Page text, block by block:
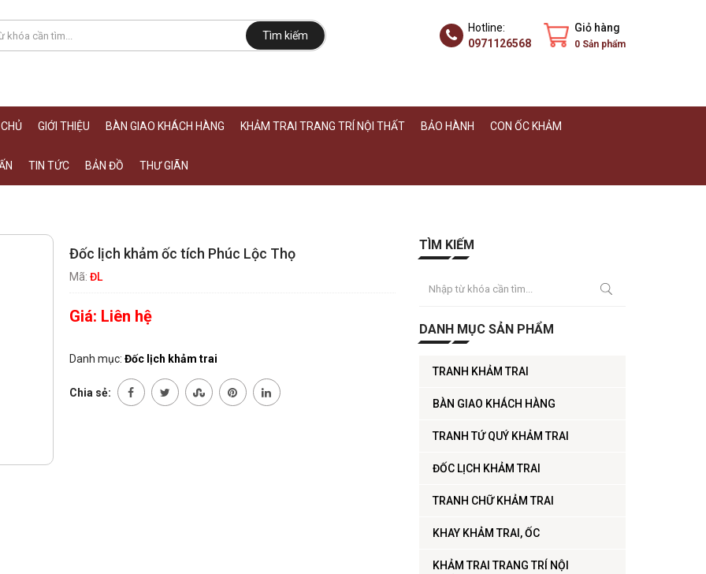
Tìm kiếm
Giỏ hàng
0 Sản phẩm
Hotline:
0971126568
GIỚI THIỆU BÀN GIAO KHÁCH HÀNG KHẢM TRAI TRANG TRÍ NỘI THẤT BẢO HÀNH CON ỐC KHẢM
TIN TỨC BẢN ĐỒ THƯ GIÃN
Đốc lịch khảm ốc tích Phúc Lộc Thọ
Mã: ĐL
Giá: Liên hệ
Danh mục: Đốc lịch khảm trai
Chia sẻ:
TÌM KIẾM
DANH MỤC SẢN PHẨM
TRANH KHẢM TRAI
BÀN GIAO KHÁCH HÀNG
TRANH TỨ QUÝ KHẢM TRAI
ĐỐC LỊCH KHẢM TRAI
TRANH CHỮ KHẢM TRAI
KHAY KHẢM TRAI, ỐC
KHẢM TRAI TRANG TRÍ NỘI